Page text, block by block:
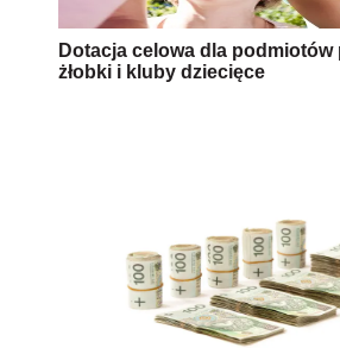
Dotacja celowa dla
żłobki i kluby dziecięce